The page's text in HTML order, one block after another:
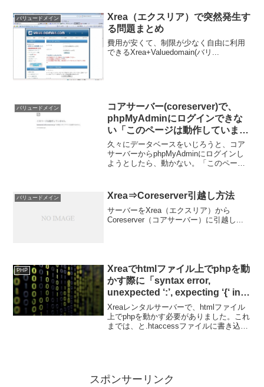
バリュードメイン
Xrea（エクスリア）で突然発生す
る問題まとめ
費用が安くて、制限が少なく自由に利用
できるXrea+Valuedomain(バリ...
バリュードメイン
コアサーバー(coreserver)で、
phpMyAdminにログインできな
い「このページは動作していませ
ん」
久々にデータベースをいじろうと、コア
サーバーからphpMyAdminにログインし
ようとしたら、動かない。「このページ
した。
バリュードメイン Xrea⇒Coreserver引越し方法
サーバーをXrea（エクスリア）から
Coreserver（コアサーバー）に引越し...
PHP
Xreaでhtmlファイル上でphpを動
かす際に「syntax error,
unexpected ‘:’, expecting ‘{‘ in
…」エラーが発生
Xreaレンタルサーバーで、htmlファイル
上でphpを動かす必要がありました。これ
までは、と.htaccessファイルに書き込ん
スポンサーリンク